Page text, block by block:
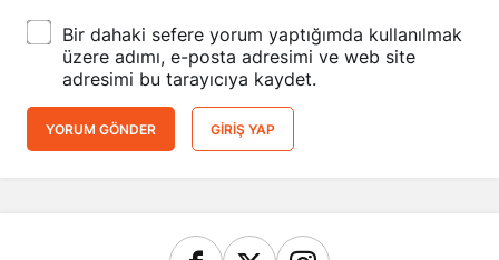
Bir dahaki sefere yorum yaptığımda kullanılmak
üzere adımı, e-posta adresimi ve web site
adresimi bu tarayıcıya kaydet.
YORUM GÖNDER GIRIŞ YAP